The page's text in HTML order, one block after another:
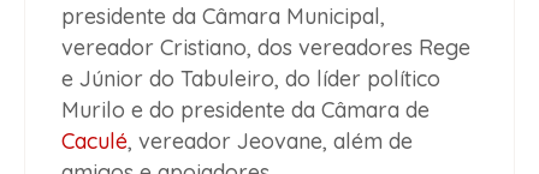
presidente da Câmara Municipal,
vereador Cristiano, dos vereadores Rege
e Júnior do Tabuleiro, do líder político
Murilo e do presidente da Câmara de
Caculé, vereador Jeovane, além de